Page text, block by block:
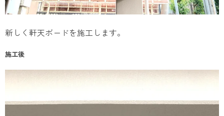
新しく軒天ボードを施工します。
施工後